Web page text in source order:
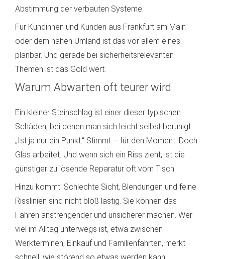
Abstimmung der verbauten Systeme.
Für Kundinnen und Kunden aus Frankfurt am Main
oder dem nahen Umland ist das vor allem eines:
planbar. Und gerade bei sicherheitsrelevanten
Themen ist das Gold wert.
Warum Abwarten oft teurer wird
Ein kleiner Steinschlag ist einer dieser typischen
Schäden, bei denen man sich leicht selbst beruhigt.
„Ist ja nur ein Punkt.“ Stimmt – für den Moment. Doch
Glas arbeitet. Und wenn sich ein Riss zieht, ist die
günstiger zu lösende Reparatur oft vom Tisch.
Hinzu kommt: Schlechte Sicht, Blendungen und feine
Risslinien sind nicht bloß lästig. Sie können das
Fahren anstrengender und unsicherer machen. Wer
viel im Alltag unterwegs ist, etwa zwischen
Werkterminen, Einkauf und Familienfahrten, merkt
schnell, wie störend so etwas werden kann.